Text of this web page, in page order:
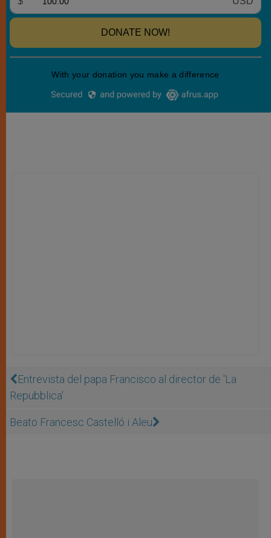
Entrevista del papa Francisco al director de 'La
Repubblica'
Beato Francesc Castelló i Aleu